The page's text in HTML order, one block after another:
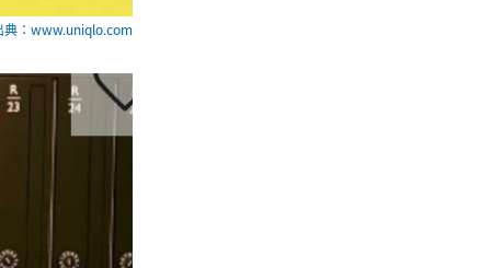
典：www.uniqlo.com